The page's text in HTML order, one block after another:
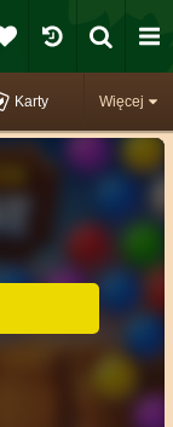
Więcej
Karty